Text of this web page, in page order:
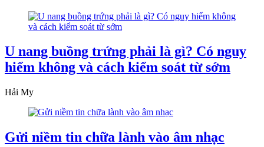
U nang buồng trứng phải là gì? Có nguy
hiểm không và cách kiểm soát từ sớm
Hải My
Gửi niềm tin chữa lành vào âm nhạc